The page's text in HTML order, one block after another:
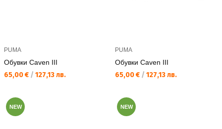
PUMA
Обувки Caven III
Текуща цена:
65,00 € / 127,13 лв.
PUMA
Обувки Caven III
Текуща цена:
65,00 € / 127,13 лв.
NEW NEW